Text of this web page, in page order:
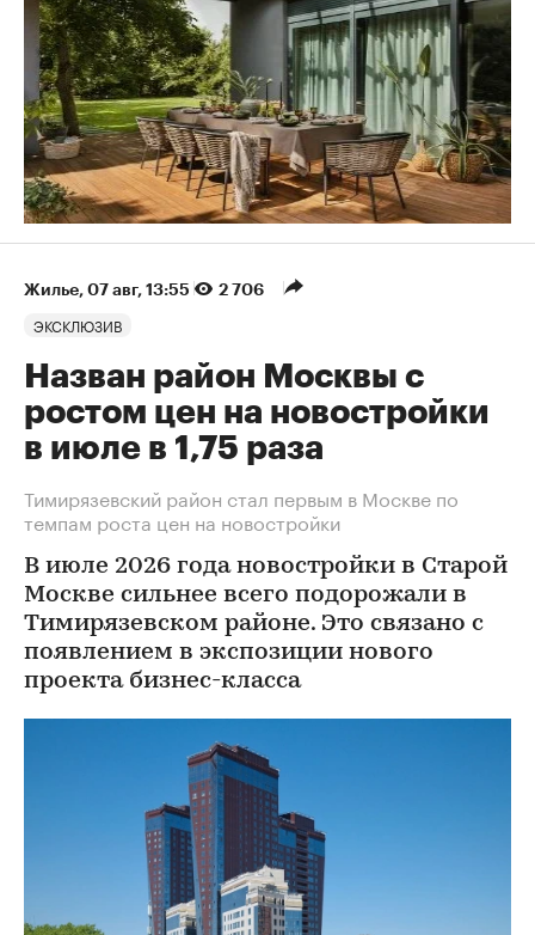
Жилье 07 авг, 13:55 2 706
ЭКСКЛЮЗИВ
Назван район Москвы с
ростом цен на новостройки
в июле в 1,75 раза
Тимирязевский район стал первым в Москве по
темпам роста цен на новостройки
В июле 2026 года новостройки в Старой
Москве сильнее всего подорожали в
Тимирязевском районе. Это связано с
появлением в экспозиции нового
проекта бизнес-класса